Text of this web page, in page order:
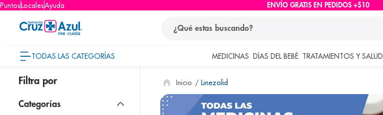
PuntosLocalesAyuda ENVÍO GRATIS EN PEDIDOS +$10
TODAS LAS CATEGORÍAS MEDICINAS DÍAS DEL BEBÉ TRATAMIENTOS Y SALUD
Linezolid
términos más buscados
1. protector solar
pañales